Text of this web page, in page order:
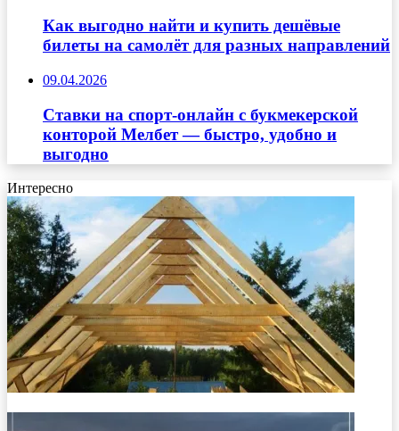
Как выгодно найти и купить дешёвые
билеты на самолёт для разных направлений
09.04.2026
Ставки на спорт-онлайн с букмекерской
конторой Мелбет — быстро, удобно и
выгодно
Интересно